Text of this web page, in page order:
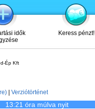
idők
Keress pénzt!
Ép Kft
| Verziótörténet
13:21 óra múlva nyit